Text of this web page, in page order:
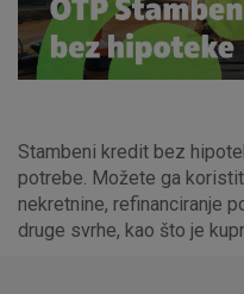
Stambeni kredit bez
potrebe. Možete ga
nekretnine, refinanciranje
druge svrhe, kao što je